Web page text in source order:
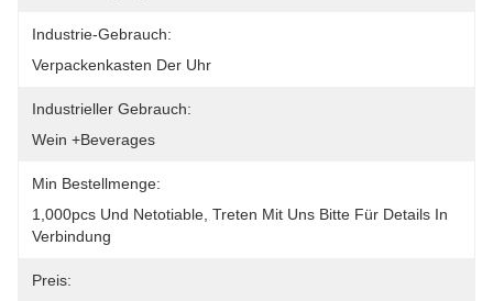
Industrie-Gebrauch:
Verpackenkasten Der Uhr
Industrieller Gebrauch:
Wein +Beverages
Min Bestellmenge:
1,000pcs Und Netotiable, Treten Mit Uns Bitte Für Details In
Verbindung
Preis: